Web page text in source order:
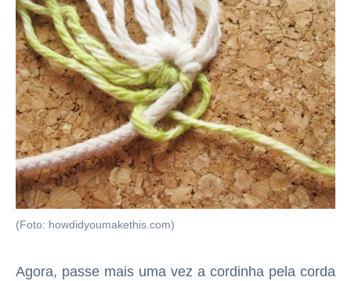
(Foto: howdidyoumakethis.com)
Agora, passe mais uma vez a cordinha pela corda